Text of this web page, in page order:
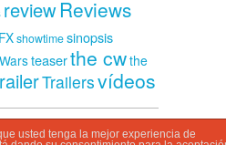
reviewReviews
showtimesinopsis
teaserthe cwthe
Trailersvídeos
usted tenga la mejor experiencia de